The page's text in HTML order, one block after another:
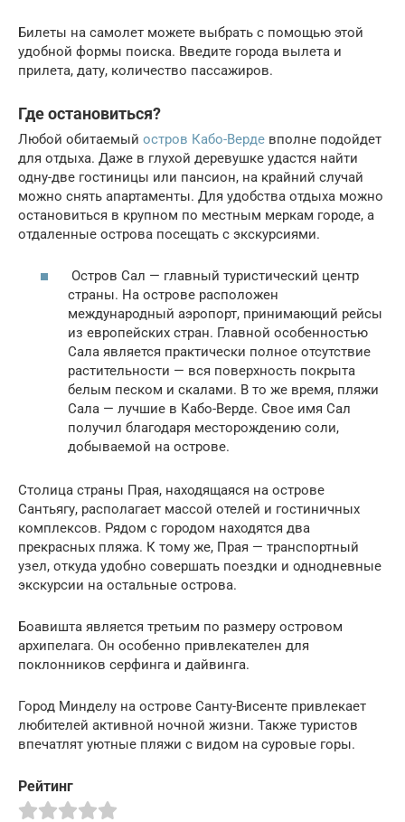
Билеты на самолет можете выбрать с помощью этой
удобной формы поиска. Введите города вылета и
прилета, дату, количество пассажиров.
Где остановиться?
Любой обитаемый остров Кабо-Верде вполне подойдет
для отдыха. Даже в глухой деревушке удастся найти
одну-две гостиницы или пансион, на крайний случай
можно снять апартаменты. Для удобства отдыха можно
остановиться в крупном по местным меркам городе, а
отдаленные острова посещать с экскурсиями.
Остров Сал — главный туристический центр
страны. На острове расположен
международный аэропорт, принимающий рейсы
из европейских стран. Главной особенностью
Сала является практически полное отсутствие
растительности — вся поверхность покрыта
белым песком и скалами. В то же время, пляжи
Сала — лучшие в Кабо-Верде. Свое имя Сал
получил благодаря месторождению соли,
добываемой на острове.
Столица страны Прая, находящаяся на острове
Сантьягу, располагает массой отелей и гостиничных
комплексов. Рядом с городом находятся два
прекрасных пляжа. К тому же, Прая — транспортный
узел, откуда удобно совершать поездки и однодневные
экскурсии на остальные острова.
Боавишта является третьим по размеру островом
архипелага. Он особенно привлекателен для
поклонников серфинга и дайвинга.
Город Минделу на острове Санту-Висенте привлекает
любителей активной ночной жизни. Также туристов
впечатлят уютные пляжи с видом на суровые горы.
Рейтинг